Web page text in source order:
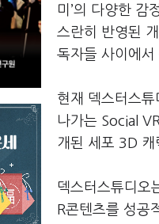
미’의 다양한 감
스란히 반영된
독자들 사이에서
현재 덱스터스튜
나가는 Social
개된 세포 3D 캐
덱스터스튜디오
R콘텐츠를 성공